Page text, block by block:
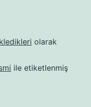
olarak
ile etiketlenmiş